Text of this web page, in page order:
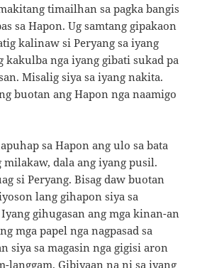
timailhan sa pagka bangis
sa Hapon. Ug samtang gipakaon
kalinaw si Peryang sa iyang
kakulba nga iyang gibati sukad pa
Misalig siya sa iyang nakita.
buotan ang Hapon nga naamigo
sa Hapon ang ulo sa bata
dala ang iyang pusil.
si Peryang. Bisag daw buotan
lang gihapon siya sa
gihugasan ang mga kinan-an
mga papel nga nagpasad sa
siya sa magasin nga gigisi aron
langgam. Gibiyaan na ni sa iyang